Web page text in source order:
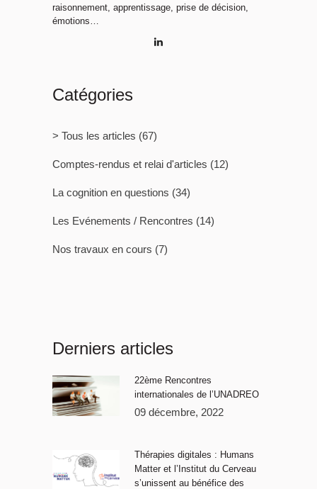
raisonnement, apprentissage, prise de décision,
émotions…
Catégories
> Tous les articles (67)
Comptes-rendus et relai d'articles (12)
La cognition en questions (34)
Les Evénements / Rencontres (14)
Nos travaux en cours (7)
Derniers articles
22ème Rencontres
internationales de l’UNADREO
09 décembre, 2022
Thérapies digitales : Humans
Matter et l’Institut du Cerveau
s’unissent au bénéfice des